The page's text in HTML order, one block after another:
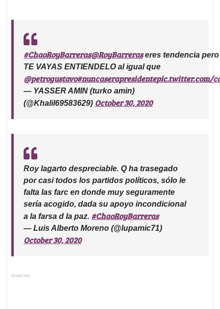
#ChaoRoyBarreras@RoyBarreraseres tendencia pero
TE VAYAS ENTIENDELO al igual que
@petrogustavo#nuncaserapresidentepic.twitter.com/
— YASSER AMIN (turko amin)
(@Khalil69583629) October 30, 2020
Roy lagarto despreciable. Q ha trasegado
por casi todos los partidos políticos, sólo le
falta las farc en donde muy seguramente
sería acogido, dada su apoyo incondicional
a la farsa d la paz. #ChaoRoyBarreras
— Luis Alberto Moreno (@lupamic71)
October 30, 2020
Anuncios.